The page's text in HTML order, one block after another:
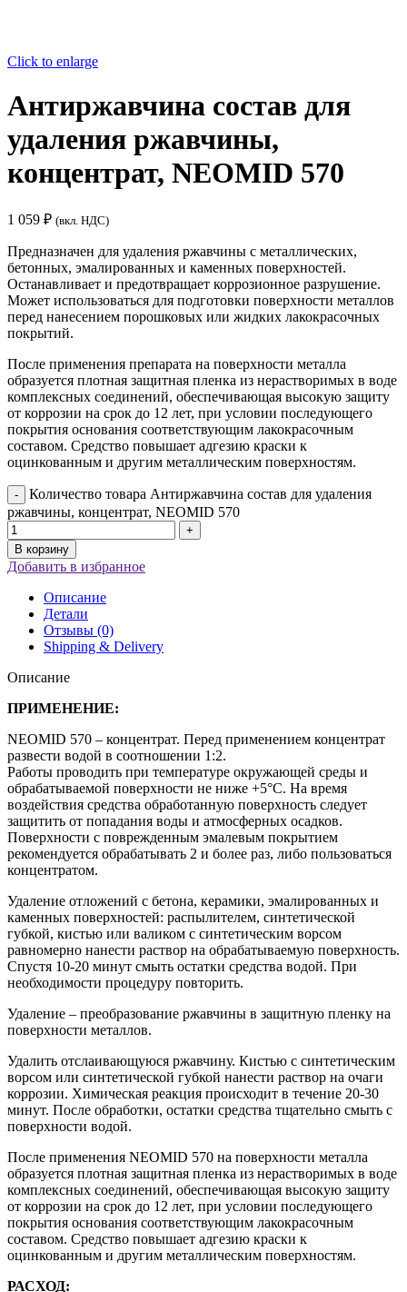
Click to enlarge
Антиржавчина состав для
удаления ржавчины,
концентрат, NEOMID 570
1 059 ₽ (вкл. НДС)
Предназначен для удаления ржавчины с металлических,
бетонных, эмалированных и каменных поверхностей.
Останавливает и предотвращает коррозионное разрушение.
Может использоваться для подготовки поверхности металлов
перед нанесением порошковых или жидких лакокрасочных
покрытий.
После применения препарата на поверхности металла
образуется плотная защитная пленка из нерастворимых в воде
комплексных соединений, обеспечивающая высокую защиту
от коррозии на срок до 12 лет, при условии последующего
покрытия основания соответствующим лакокрасочным
составом. Средство повышает адгезию краски к
оцинкованным и другим металлическим поверхностям.
Количество товара Антиржавчина состав для удаления
ржавчины, концентрат, NEOMID 570
В корзину
Добавить в избранное
Описание
Детали
Отзывы (0)
Shipping & Delivery
Описание
ПРИМЕНЕНИЕ:
NEOMID 570 – концентрат. Перед применением концентрат
развести водой в соотношении 1:2.
Работы проводить при температуре окружающей среды и
обрабатываемой поверхности не ниже +5°С. На время
воздействия средства обработанную поверхность следует
защитить от попадания воды и атмосферных осадков.
Поверхности с поврежденным эмалевым покрытием
рекомендуется обрабатывать 2 и более раз, либо пользоваться
концентратом.
Удаление отложений с бетона, керамики, эмалированных и
каменных поверхностей: распылителем, синтетической
губкой, кистью или валиком с синтетическим ворсом
равномерно нанести раствор на обрабатываемую поверхность.
Спустя 10-20 минут смыть остатки средства водой. При
необходимости процедуру повторить.
Удаление – преобразование ржавчины в защитную пленку на
поверхности металлов.
Удалить отслаивающуюся ржавчину. Кистью с синтетическим
ворсом или синтетической губкой нанести раствор на очаги
коррозии. Химическая реакция происходит в течение 20-30
минут. После обработки, остатки средства тщательно смыть с
поверхности водой.
После применения NEOMID 570 на поверхности металла
образуется плотная защитная пленка из нерастворимых в воде
комплексных соединений, обеспечивающая высокую защиту
от коррозии на срок до 12 лет, при условии последующего
покрытия основания соответствующим лакокрасочным
составом. Средство повышает адгезию краски к
оцинкованным и другим металлическим поверхностям.
РАСХОД: